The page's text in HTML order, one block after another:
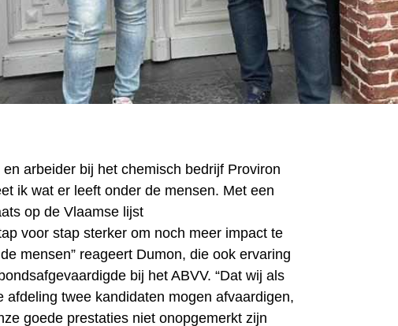
en arbeider bij het chemisch bedrijf Proviron
ik wat er leeft onder de mensen. Met een
op de Vlaamse lijst
voor stap sterker om noch meer impact te
mensen” reageert Dumon, die ook ervaring
bij het ABVV. “Dat wij als
afdeling twee kandidaten mogen afvaardigen,
goede prestaties niet onopgemerkt zijn